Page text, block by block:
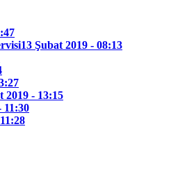
13 Şubat 2019 - 08:13
2019 - 13:15
11:30